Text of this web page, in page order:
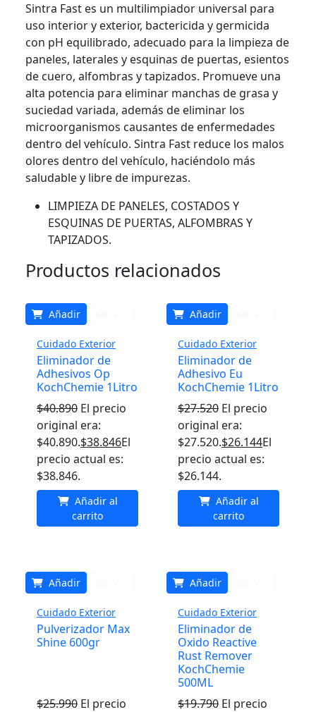
Sintra Fast es un multilimpiador universal para
uso interior y exterior, bactericida y germicida
con pH equilibrado, adecuado para la limpieza de
paneles, laterales y esquinas de puertas, esientos
de cuero, alfombras y tapizados. Promueve una
alta potencia para eliminar manchas de grasa y
suciedad variada, además de eliminar los
microorganismos causantes de enfermedades
dentro del vehículo. Sintra Fast reduce los malos
olores dentro del vehículo, haciéndolo más
saludable y libre de impurezas.
LIMPIEZA DE PANELES, COSTADOS Y
ESQUINAS DE PUERTAS, ALFOMBRAS Y
TAPIZADOS.
Productos relacionados
Añadir
Cuidado Exterior
Eliminador de
Adhesivos Op
KochChemie 1Litro
$40.890 El precio
original era:
$40.890.$38.846El
precio actual es:
$38.846.
Añadir al
carrito
Añadir
Cuidado Exterior
Eliminador de
Adhesivo Eu
KochChemie 1Litro
$27.520 El precio
original era:
$27.520.$26.144El
precio actual es:
$26.144.
Añadir al
carrito
Añadir
Cuidado Exterior
Pulverizador Max
Shine 600gr
$25.990 El precio
Añadir
Cuidado Exterior
Eliminador de
Oxido Reactive
Rust Remover
KochChemie
500ML
$19.790 El precio